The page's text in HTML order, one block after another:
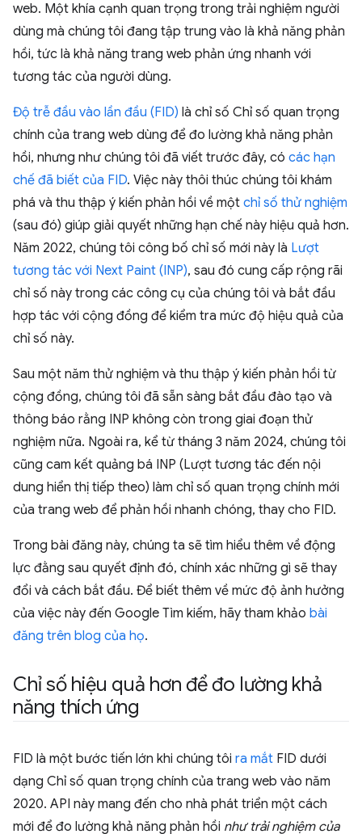
web. Một khía cạnh quan trọng trong trải nghiệm người
dùng mà chúng tôi đang tập trung vào là khả năng phản
hồi, tức là khả năng trang web phản ứng nhanh với
tương tác của người dùng.
Độ trễ đầu vào lần đầu (FID) là chỉ số Chỉ số quan trọng
chính của trang web dùng để đo lường khả năng phản
hồi, nhưng như chúng tôi đã viết trước đây, có các hạn
chế đã biết của FID. Việc này thôi thúc chúng tôi khám
phá và thu thập ý kiến phản hồi về một chỉ số thử nghiệm
(sau đó) giúp giải quyết những hạn chế này hiệu quả hơn.
Năm 2022, chúng tôi công bố chỉ số mới này là Lượt
tương tác với Next Paint (INP), sau đó cung cấp rộng rãi
chỉ số này trong các công cụ của chúng tôi và bắt đầu
hợp tác với cộng đồng để kiểm tra mức độ hiệu quả của
chỉ số này.
Sau một năm thử nghiệm và thu thập ý kiến phản hồi từ
cộng đồng, chúng tôi đã sẵn sàng bắt đầu đào tạo và
thông báo rằng INP không còn trong giai đoạn thử
nghiệm nữa. Ngoài ra, kể từ tháng 3 năm 2024, chúng tôi
cũng cam kết quảng bá INP (Lượt tương tác đến nội
dung hiển thị tiếp theo) làm chỉ số quan trọng chính mới
của trang web để phản hồi nhanh chóng, thay cho FID.
Trong bài đăng này, chúng ta sẽ tìm hiểu thêm về động
lực đằng sau quyết định đó, chính xác những gì sẽ thay
đổi và cách bắt đầu. Để biết thêm về mức độ ảnh hưởng
của việc này đến Google Tìm kiếm, hãy tham khảo bài
đăng trên blog của họ.
Chỉ số hiệu quả hơn để đo lường khả
năng thích ứng
FID là một bước tiến lớn khi chúng tôi ra mắt FID dưới
dạng Chỉ số quan trọng chính của trang web vào năm
2020. API này mang đến cho nhà phát triển một cách
mới để đo lường khả năng phản hồi như trải nghiệm của